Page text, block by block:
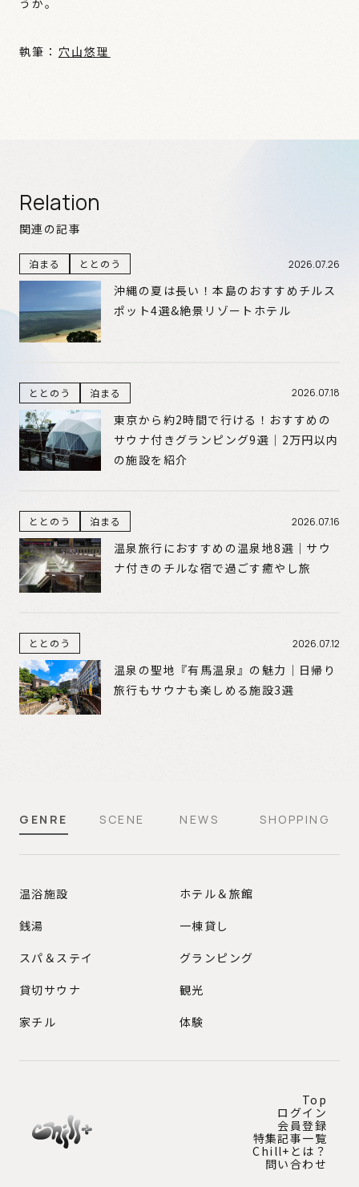
うか。
執筆： 穴山悠理
Relation
関連の記事
泊まる ととのう 2026.07.26
沖縄の夏は長い！本島のおすすめチルス
ポット4選&絶景リゾートホテル
ととのう 泊まる 2026.07.18
東京から約2時間で行ける！おすすめの
サウナ付きグランピング9選｜2万円以内
の施設を紹介
ととのう 泊まる 2026.07.16
温泉旅行におすすめの温泉地8選｜サウ
ナ付きのチルな宿で過ごす癒やし旅
ととのう 2026.07.12
温泉の聖地『有馬温泉』の魅力｜日帰り
旅行もサウナも楽しめる施設3選
GENRE SCENE NEWS SHOPPING
GENRE
温浴施設
銭湯
スパ＆ステイ
貸切サウナ
家チル
ホテル＆旅館
一棟貸し
グランピング
観光
体験
Top
ログイン
会員登録
特集記事一覧
Chill+とは？
問い合わせ